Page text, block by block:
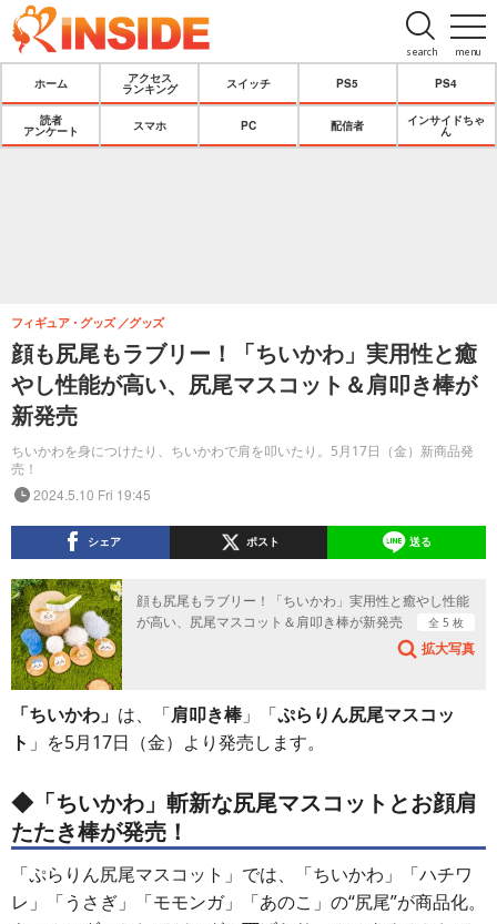
menu
search
ホーム
アクセス
ランキング
スイッチ PS5 PS4
読者
アンケート
スマホ PC 配信者
インサイドちゃ
ん
顔も尻尾もラブリー！「ちいかわ」実用性と癒
やし性能が高い、尻尾マスコット＆肩叩き棒が
新発売
ちいかわを身につけたり、ちいかわで肩を叩いたり。5月17日（金）新商品発
売！
フィギュア・グッズ グッズ
2024.5.10 Fri 19:45
シェア ポスト 送る
顔も尻尾もラブリー！「ちいかわ」実用性と癒やし性能
が高い、尻尾マスコット＆肩叩き棒が新発売
全 5 枚
拡大写真
「ちいかわ」 は、「肩叩き棒」「ぷらりん尻尾マスコッ
ト 」を5月17日（金）より発売します。
◆「ちいかわ」斬新な尻尾マスコットとお顔肩
たたき棒が発売！
「ぷらりん尻尾マスコット」では、「ちいかわ」「ハチワ
レ」「うさぎ」「モモンガ」「あのこ」の“尻尾”が商品化。